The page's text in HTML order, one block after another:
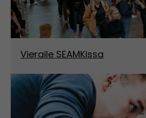
Vieraile SEAMKissa